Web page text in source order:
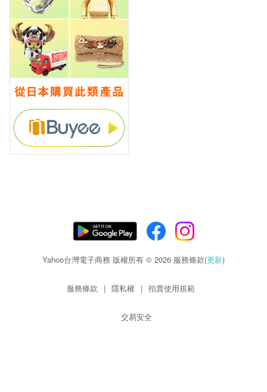
Yahoo台灣電子商務 版權所有 © 2026 服務條款(更新)
服務條款 | 隱私權 | 拍賣使用規範
交易安全